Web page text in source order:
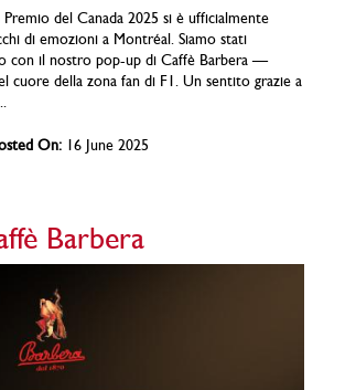
del Canada 2025 si è ufficialmente
di emozioni a Montréal. Siamo stati
con il nostro pop-up di Caffè Barbera —
cuore della zona fan di F1. Un sentito grazie a
On:16 June 2025
Barbera